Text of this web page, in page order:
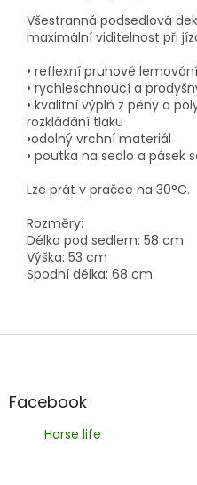
Všestranná podsedlová
maximální viditelnost při
• reflexní pruhové lemování
• rychleschnoucí a
• kvalitní výplň z pěny a
rozkládání tlaku
•odolný vrchní materiál
• poutka na sedlo a pásek
Lze prát v pračce na 30°C.
Rozměry:
Délka pod sedlem: 58 cm
Výška: 53 cm
Spodní délka: 68 cm
Z
aFacebook
Horse life